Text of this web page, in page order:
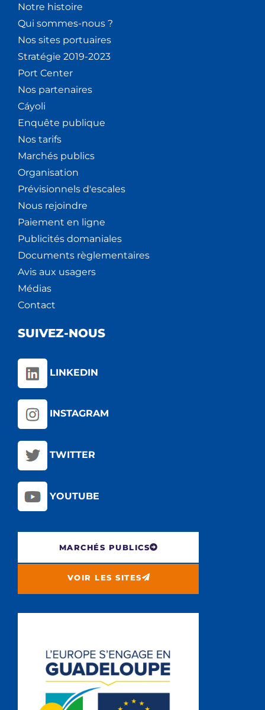
Notre histoire
Qui sommes-nous ?
Nos sites portuaires
Stratégie 2019-2023
Port Center
Nos partenaires
Cáyoli
Enquête publique
Nos tarifs
Marchés publics
Organisation
Prévisionnels d'escales
Nous rejoindre
Paiement en ligne
Publicités domaniales
Documents règlementaires
Avis aux usagers
Médias
Contact
SUIVEZ-NOUS
LINKEDIN
INSTAGRAM
TWITTER
YOUTUBE
MARCHÉS PUBLICS
VOIR LES SITES